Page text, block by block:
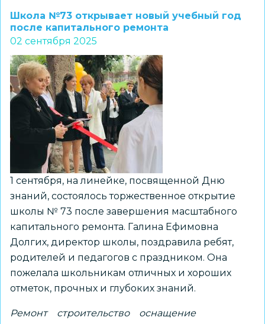
в
школах
продолжаются
с
соблюдением
санитарных
норм
Школа №73 открывает новый учебный год
после капитального ремонта
02 сентября 2025
1 сентября, на линейке, посвященной Дню
знаний, состоялось торжественное открытие
школы № 73 после завершения масштабного
капитального ремонта. Галина Ефимовна
Долгих, директор школы, поздравила ребят,
родителей и педагогов с праздником. Она
пожелала школьникам отличных и хороших
отметок, прочных и глубоких знаний.
Ремонт строительство оснащение